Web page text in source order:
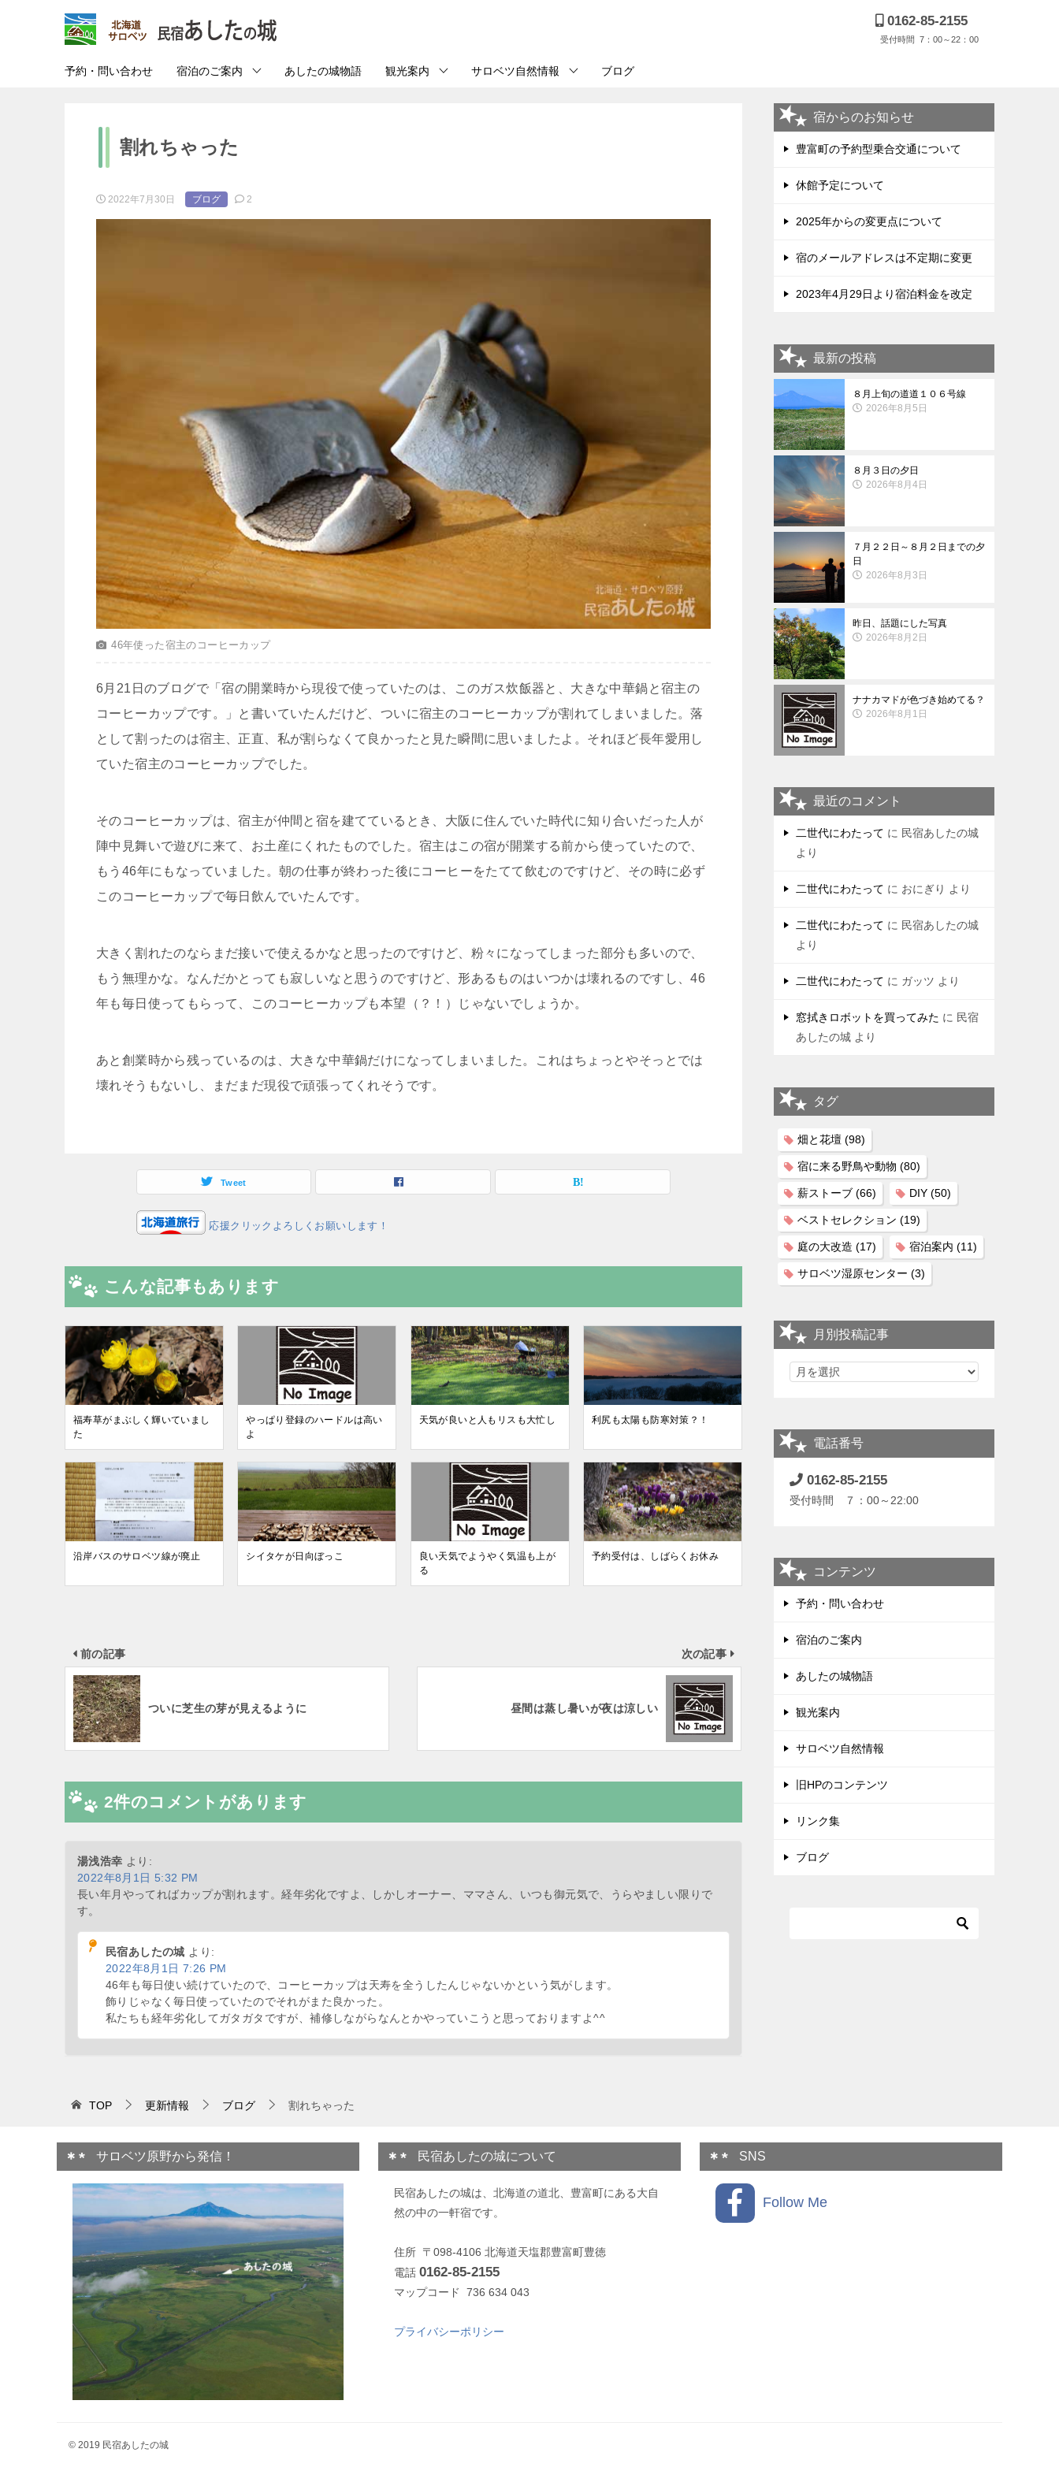
0162-85-2155
受付時間 7：00～22：00
予約・問い合わせ 宿泊のご案内 あしたの城物語 観光案内 サロベツ自然情報 ブログ
割れちゃった
2022年7月30日 ブログ 2
46年使った宿主のコーヒーカップ
6月21日のブログで「宿の開業時から現役で使っていたのは、このガス炊飯器と、大きな中華鍋と宿主の
コーヒーカップです。」と書いていたんだけど、ついに宿主のコーヒーカップが割れてしまいました。落
として割ったのは宿主、正直、私が割らなくて良かったと見た瞬間に思いましたよ。それほど長年愛用し
ていた宿主のコーヒーカップでした。
そのコーヒーカップは、宿主が仲間と宿を建てているとき、大阪に住んでいた時代に知り合いだった人が
陣中見舞いで遊びに来て、お土産にくれたものでした。宿主はこの宿が開業する前から使っていたので、
もう46年にもなっていました。朝の仕事が終わった後にコーヒーをたてて飲むのですけど、その時に必ず
このコーヒーカップで毎日飲んでいたんです。
大きく割れたのならまだ接いで使えるかなと思ったのですけど、粉々になってしまった部分も多いので、
もう無理かな。なんだかとっても寂しいなと思うのですけど、形あるものはいつかは壊れるのですし、46
年も毎日使ってもらって、このコーヒーカップも本望（？！）じゃないでしょうか。
あと創業時から残っているのは、大きな中華鍋だけになってしまいました。これはちょっとやそっとでは
壊れそうもないし、まだまだ現役で頑張ってくれそうです。
Tweet
応援クリックよろしくお願いします！
こんな記事もあります
福寿草がまぶしく輝いていまし
た
やっぱり登録のハードルは高い
よ
天気が良いと人もリスも大忙し 利尻も太陽も防寒対策？！
沿岸バスのサロベツ線が廃止 シイタケが日向ぼっこ
良い天気でようやく気温も上が
る
予約受付は、しばらくお休み
前の記事
ついに芝生の芽が見えるように
次の記事
昼間は蒸し暑いが夜は涼しい
2件のコメントがあります
湯浅浩幸 より:
2022年8月1日 5:32 PM
長い年月やってればカップが割れます。経年劣化ですよ、しかしオーナー、ママさん、いつも御元気で、うらやましい限りで
す。
民宿あしたの城 より:
2022年8月1日 7:26 PM
46年も毎日使い続けていたので、コーヒーカップは天寿を全うしたんじゃないかという気がします。
飾りじゃなく毎日使っていたのでそれがまた良かった。
私たちも経年劣化してガタガタですが、補修しながらなんとかやっていこうと思っておりますよ^^
宿からのお知らせ
豊富町の予約型乗合交通について
休館予定について
2025年からの変更点について
宿のメールアドレスは不定期に変更
2023年4月29日より宿泊料金を改定
最新の投稿
８月上旬の道道１０６号線
2026年8月5日
８月３日の夕日
2026年8月4日
７月２２日～８月２日までの夕
日
2026年8月3日
昨日、話題にした写真
2026年8月2日
ナナカマドが色づき始めてる？
2026年8月1日
最近のコメント
二世代にわたって に 民宿あしたの城
より
二世代にわたって に おにぎり より
二世代にわたって に 民宿あしたの城
より
二世代にわたって に ガッツ より
窓拭きロボットを買ってみた に 民宿
あしたの城 より
タグ
畑と花壇 (98)
宿に来る野鳥や動物 (80)
薪ストーブ (66) DIY (50)
ベストセレクション (19)
庭の大改造 (17) 宿泊案内 (11)
サロベツ湿原センター (3)
月別投稿記事
電話番号
0162-85-2155
受付時間 ７：00～22:00
コンテンツ
予約・問い合わせ
宿泊のご案内
あしたの城物語
観光案内
サロベツ自然情報
旧HPのコンテンツ
リンク集
ブログ
TOP 更新情報 ブログ 割れちゃった
サロベツ原野から発信！ 民宿あしたの城について
民宿あしたの城は、北海道の道北、豊富町にある大自
然の中の一軒宿です。
住所 〒098-4106 北海道天塩郡豊富町豊徳
電話 0162-85-2155
マップコード 736 634 043
プライバシーポリシー
SNS
Follow Me
© 2019 民宿あしたの城